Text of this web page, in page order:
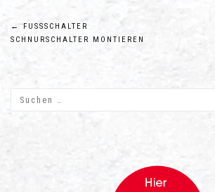
Beitragsnavigation
← FUSSSCHALTER S
CHNURSCHALTER MONTIEREN